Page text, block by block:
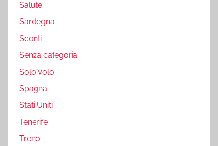
Salute
Sardegna
Sconti
Senza categoria
Solo Volo
Spagna
Stati Uniti
Tenerife
Treno